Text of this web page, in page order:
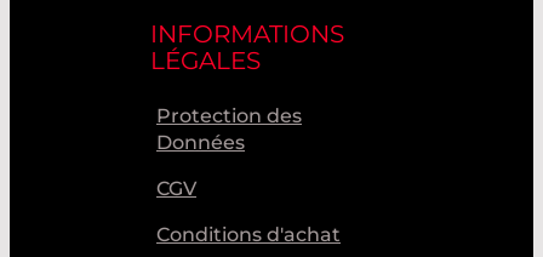
INFORMATIONS
LÉGALES
Protection des
Données
CGV
Conditions d'achat